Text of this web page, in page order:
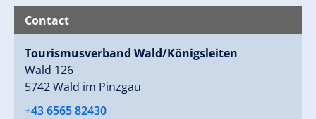
Contact
Tourismusverband Wald/Königsleiten
Wald 126
5742 Wald im Pinzgau
+43 6565 82430